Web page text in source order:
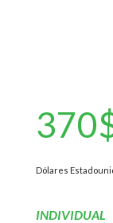
Dólares
INDIVIDUAL